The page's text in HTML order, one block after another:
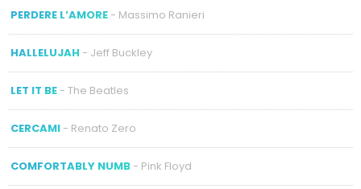
PERDERE L’AMORE- Massimo Ranieri
HALLELUJAH - Jeff Buckley
LET IT BE- The Beatles
CERCAMI- Renato Zero
COMFORTABLY NUMB- Pink Floyd